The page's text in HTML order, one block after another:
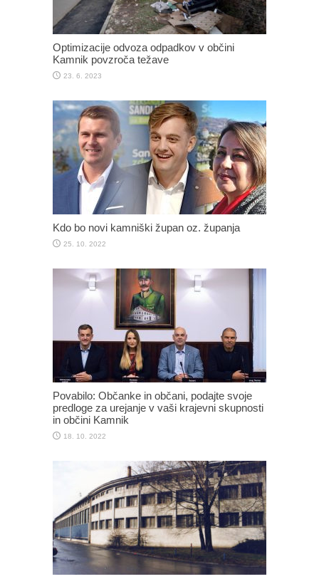
Optimizacije odvoza odpadkov v občini
Kamnik povzroča težave
23. 6. 2023
Kdo bo novi kamniški župan oz. županja
25. 10. 2022
Povabilo: Občanke in občani, podajte svoje
predloge za urejanje v vaši krajevni skupnosti
in občini Kamnik
18. 10. 2022